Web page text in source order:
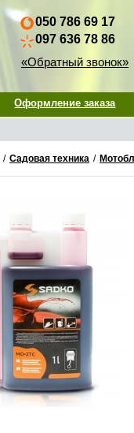
050 786 69 17
097 636 78 86
«Обратный звонок»
Оформление заказа
/ Садовая техника /